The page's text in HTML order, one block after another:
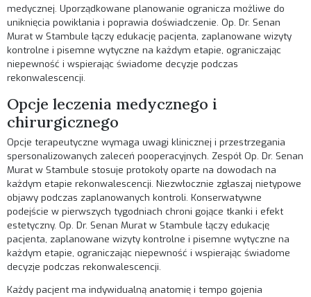
medycznej. Uporządkowane planowanie ogranicza możliwe do
uniknięcia powikłania i poprawia doświadczenie. Op. Dr. Senan
Murat w Stambule łączy edukację pacjenta, zaplanowane wizyty
kontrolne i pisemne wytyczne na każdym etapie, ograniczając
niepewność i wspierając świadome decyzje podczas
rekonwalescencji.
Opcje leczenia medycznego i
chirurgicznego
Opcje terapeutyczne wymaga uwagi klinicznej i przestrzegania
spersonalizowanych zaleceń pooperacyjnych. Zespół Op. Dr. Senan
Murat w Stambule stosuje protokoły oparte na dowodach na
każdym etapie rekonwalescencji. Niezwłocznie zgłaszaj nietypowe
objawy podczas zaplanowanych kontroli. Konserwatywne
podejście w pierwszych tygodniach chroni gojące tkanki i efekt
estetyczny. Op. Dr. Senan Murat w Stambule łączy edukację
pacjenta, zaplanowane wizyty kontrolne i pisemne wytyczne na
każdym etapie, ograniczając niepewność i wspierając świadome
decyzje podczas rekonwalescencji.
Każdy pacjent ma indywidualną anatomię i tempo gojenia